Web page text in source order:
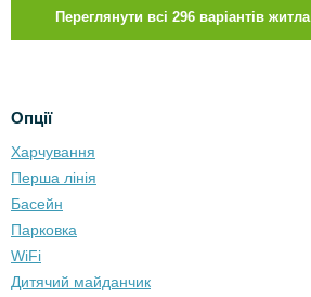
Переглянути всі 296 варіантів житла
Опції
Харчування
Перша лінія
Басейн
Парковка
WiFi
Дитячий майданчик